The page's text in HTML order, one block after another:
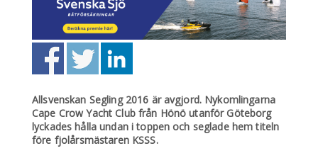
Allsvenskan Segling 2016 är avgjord. Nykomlingarna
Cape Crow Yacht Club från Hönö utanför Göteborg
lyckades hålla undan i toppen och seglade hem titeln
före fjolårsmästaren KSSS.